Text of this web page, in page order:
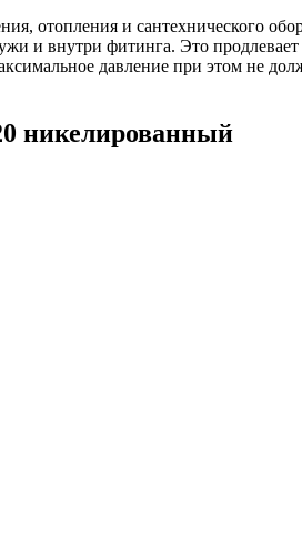
отопления и сантехнического
и внутри фитинга. Это продлевает
давление при этом не
никелированный